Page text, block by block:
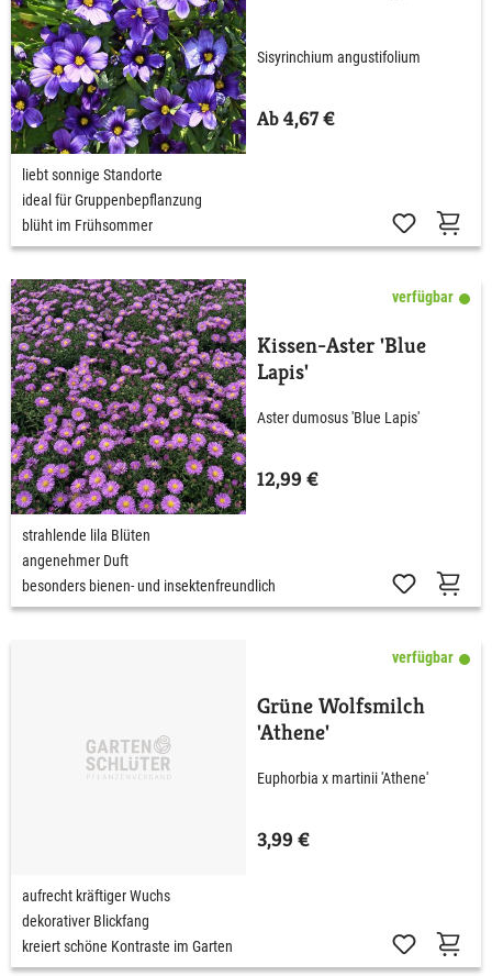
Sisyrinchium angustifolium
Ab 4,67 €
liebt sonnige Standorte
ideal für Gruppenbepflanzung
blüht im Frühsommer
verfügbar
Kissen-Aster 'Blue
Lapis'
Aster dumosus 'Blue Lapis'
12,99 €
strahlende lila Blüten
angenehmer Duft
besonders bienen- und insektenfreundlich
verfügbar
Grüne Wolfsmilch
'Athene'
Euphorbia x martinii 'Athene'
3,99 €
aufrecht kräftiger Wuchs
dekorativer Blickfang
kreiert schöne Kontraste im Garten